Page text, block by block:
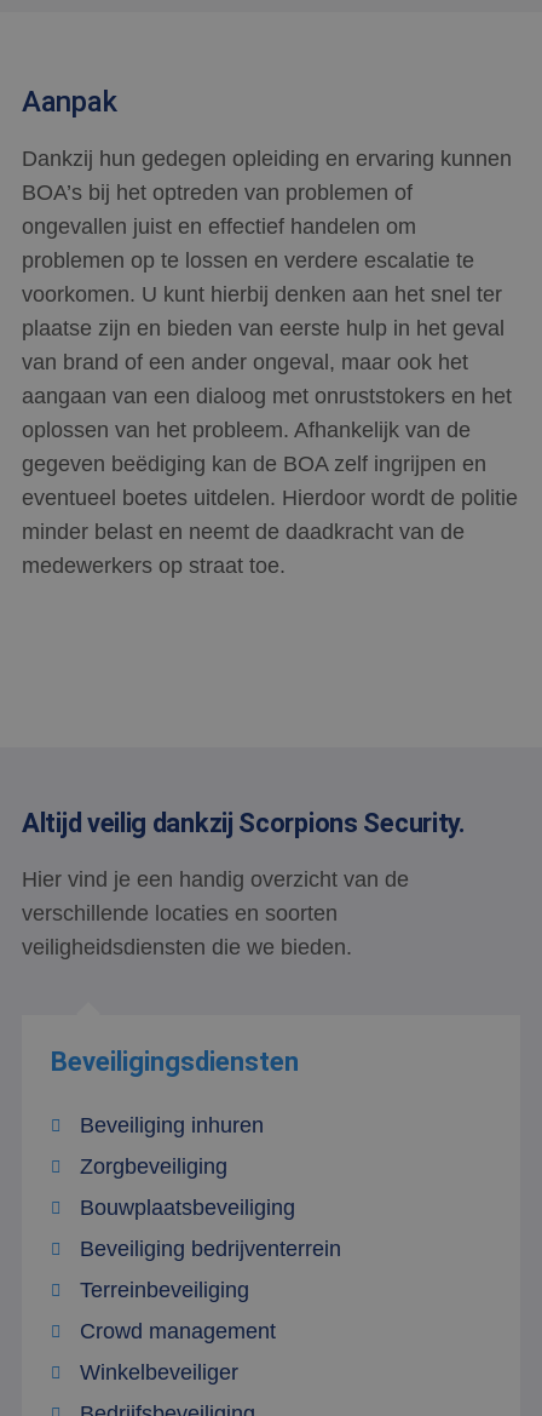
Aanpak
Dankzij hun gedegen opleiding en ervaring kunnen
BOA’s bij het optreden van problemen of
ongevallen juist en effectief handelen om
problemen op te lossen en verdere escalatie te
voorkomen. U kunt hierbij denken aan het snel ter
plaatse zijn en bieden van eerste hulp in het geval
van brand of een ander ongeval, maar ook het
aangaan van een dialoog met onruststokers en het
oplossen van het probleem. Afhankelijk van de
gegeven beëdiging kan de BOA zelf ingrijpen en
eventueel boetes uitdelen. Hierdoor wordt de politie
minder belast en neemt de daadkracht van de
medewerkers op straat toe.
Altijd veilig dankzij Scorpions Security.
Hier vind je een handig overzicht van de
verschillende locaties en soorten
veiligheidsdiensten die we bieden.
Beveiligingsdiensten
Beveiliging inhuren
Zorgbeveiliging
Bouwplaatsbeveiliging
Beveiliging bedrijventerrein
Terreinbeveiliging
Crowd management
Winkelbeveiliger